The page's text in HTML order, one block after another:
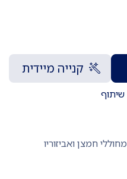
קנייה מיידית
שיתוף
מחוללי חמצן ואביזוריו